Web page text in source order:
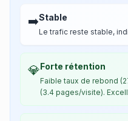
➡️Stable
Le trafic reste stable,
💎Forte rétention
Faible taux de rebond
(3.4 pages/visite).